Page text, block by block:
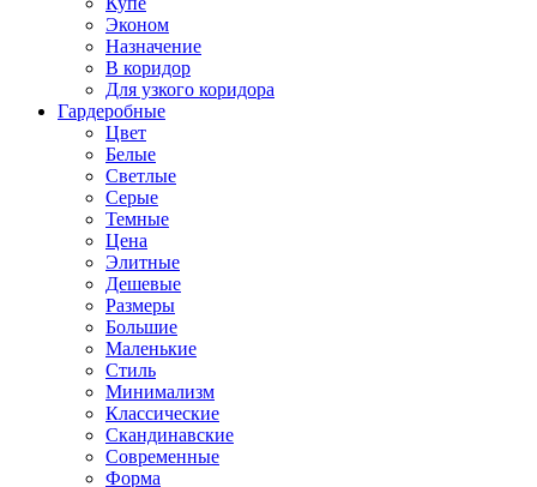
Эконом
Назначение
В коридор
Для узкого коридора
Гардеробные
Цвет
Белые
Светлые
Серые
Темные
Цена
Элитные
Дешевые
Размеры
Большие
Маленькие
Стиль
Минимализм
Классические
Скандинавские
Современные
Форма